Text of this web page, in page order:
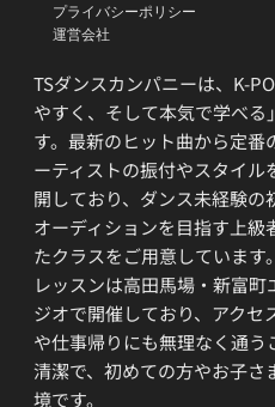
TSダンスカンパニーは、K-
やすく、そして本気で学べる
す。最新のヒット曲から定番
ーティストの振付やスタイ
開しており、ダンス未経験
オーディションを目指す上級
たクラスをご用意しています。
レッスンは高田馬場・新富
ジオで開催しており、アク
や仕事帰りにも無理なく通
清潔で、初めての方やお子
境です。
プライバシーポリシー
運営会社